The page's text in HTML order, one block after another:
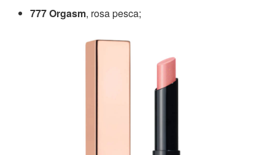
777 Orgasm, rosa pesca;